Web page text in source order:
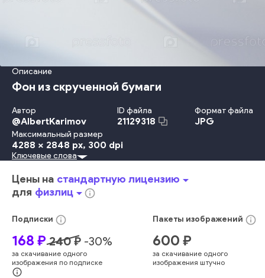
Описание
Фон из скрученной бумаги
Автор
@AlbertKarimov
ID файла
21129318
Формат файла
JPG
Максимальный размер
4288 x 2848 px, 300 dpi
Дизайн Форма Предмета
Текстурный
Кривая Студийная Фотография
Монохромный
Асимметрия
Праздничные Украшения И Декорации
Предыстория
крупный план
фигура свет линия художественный текстура
творческий пустой складка тон мягкий
размытый
Ключевые слова
Цены на стандартную лицензиюarrow_drop_down
для физлицarrow_drop_downinfo_outline
Подписки info_outline
168 ₽ 240₽ -30%
за скачивание одного
изображения по подписке
info_outline
Пакеты изображений info_outline
600 ₽
за скачивание одного
изображения штучно